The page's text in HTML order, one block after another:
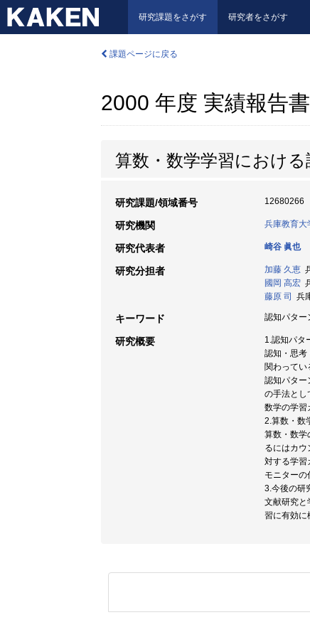
研究課題をさがす 研究者をさがす
課題ページに戻る
2000 年度 実績報告書
算数・数学学習におけ
研究課題/領域番号 12680266
研究機関 兵庫教育大
研究代表者 崎谷 眞也
研究分担者 加藤 久恵
國岡 高宏
藤原 司
兵
キーワード 認知パター
研究概要
1.認知パタ
認知・思考
関わって
認知パター
の手法とし
数学の学習
2.算数・数
算数・数学
るにはカ
対する学習
モニターの
3.今後の研
文献研究と
習に有効に